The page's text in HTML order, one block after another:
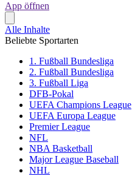
App öffnen
Alle Inhalte
Beliebte Sportarten
1. Fußball Bundesliga
2. Fußball Bundesliga
3. Fußball Liga
DFB-Pokal
UEFA Champions League
UEFA Europa League
Premier League
NFL
NBA Basketball
Major League Baseball
NHL